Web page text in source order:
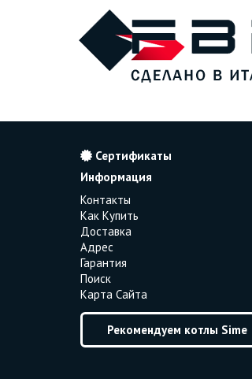
Сертификаты
Информация
Контакты
Как Купить
Доставка
Адрес
Гарантия
Поиск
Карта Сайта
Рекомендуем котлы Sime